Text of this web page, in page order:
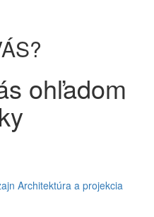
ohľadom
Architektúra a projekcia